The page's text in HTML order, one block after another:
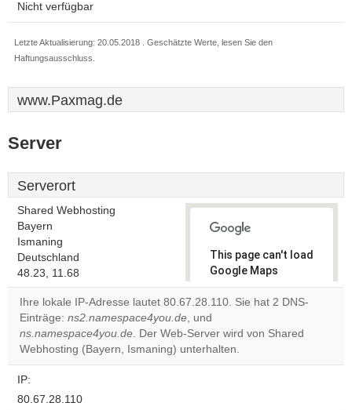
Nicht verfügbar
Letzte Aktualisierung: 20.05.2018 . Geschätzte Werte, lesen Sie den
Haftungsausschluss.
www.Paxmag.de
Server
Serverort
Shared Webhosting
Bayern
Ismaning
Deutschland
48.23, 11.68
This page can't load
Google Maps
correctly.
own this
website?
OK
Ihre lokale IP-Adresse lautet 80.67.28.110. Sie hat 2 DNS-
Einträge: ns2.namespace4you.de, und
ns.namespace4you.de. Der Web-Server wird von Shared
Webhosting (Bayern, Ismaning) unterhalten.
IP:
80.67.28.110